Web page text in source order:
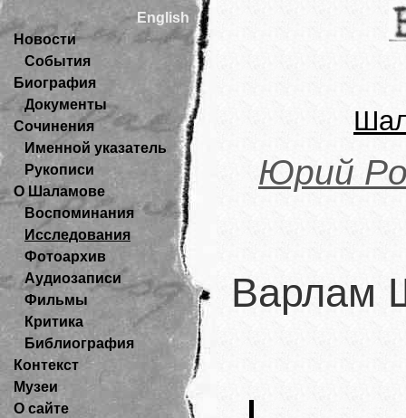
English
Новости
События
Биография
Документы
Сочинения
Именной указатель
Рукописи
О Шаламове
Воспоминания
Исследования
Фотоархив
Аудиозаписи
Фильмы
Критика
Библиография
Контекст
Музеи
О сайте
Юрий
Варлам